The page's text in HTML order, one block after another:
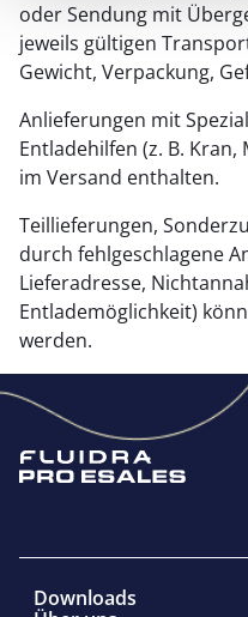
oder Sendung mit
jeweils gültigen
Gewicht, Verpackung,
Anlieferungen mit
Entladehilfen (z. B.
im Versand enthalten.
Teillieferungen,
durch fehlgeschlagene
Lieferadresse,
Entlademöglichkeit)
werden.
Downloads